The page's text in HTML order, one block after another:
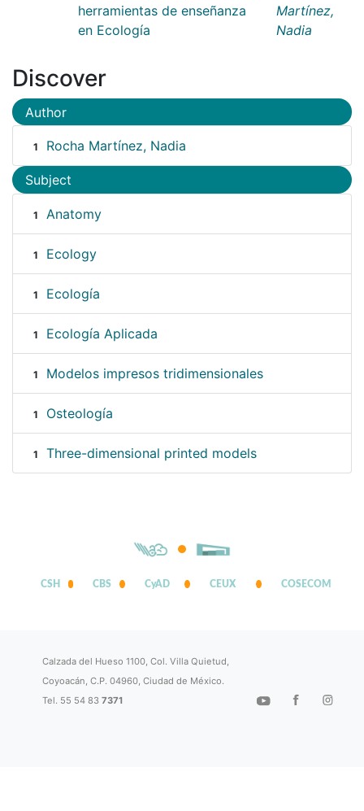
herramientas de enseñanza
en Ecología
Martínez,
Nadia
Discover
Author
1 Rocha Martínez, Nadia
Subject
1 Anatomy
1 Ecology
1 Ecología
1 Ecología Aplicada
1 Modelos impresos tridimensionales
1 Osteología
1 Three-dimensional printed models
CSH CBS CyAD CEUX COSECOM
Calzada del Hueso 1100, Col. Villa Quietud,
Coyoacán, C.P. 04960, Ciudad de México.
Tel. 55 54 837371